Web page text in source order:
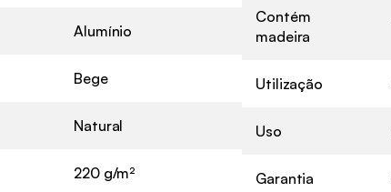
Alumínio
Bege
Natural
220 g/m²
Contém
madeira
Utilização
Uso
Garantia